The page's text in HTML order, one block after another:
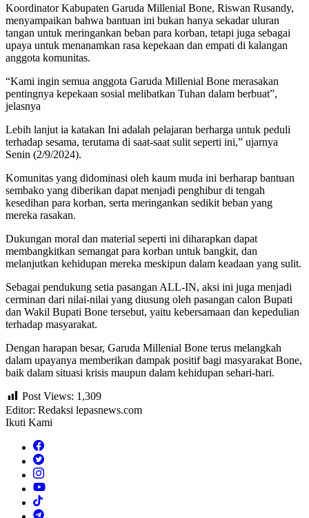
Koordinator Kabupaten Garuda Millenial Bone, Riswan Rusandy,
menyampaikan bahwa bantuan ini bukan hanya sekadar uluran
tangan untuk meringankan beban para korban, tetapi juga sebagai
upaya untuk menanamkan rasa kepekaan dan empati di kalangan
anggota komunitas.
“Kami ingin semua anggota Garuda Millenial Bone merasakan
pentingnya kepekaan sosial melibatkan Tuhan dalam berbuat”,
jelasnya
Lebih lanjut ia katakan Ini adalah pelajaran berharga untuk peduli
terhadap sesama, terutama di saat-saat sulit seperti ini,” ujarnya
Senin (2/9/2024).
Komunitas yang didominasi oleh kaum muda ini berharap bantuan
sembako yang diberikan dapat menjadi penghibur di tengah
kesedihan para korban, serta meringankan sedikit beban yang
mereka rasakan.
Dukungan moral dan material seperti ini diharapkan dapat
membangkitkan semangat para korban untuk bangkit, dan
melanjutkan kehidupan mereka meskipun dalam keadaan yang sulit.
Sebagai pendukung setia pasangan ALL-IN, aksi ini juga menjadi
cerminan dari nilai-nilai yang diusung oleh pasangan calon Bupati
dan Wakil Bupati Bone tersebut, yaitu kebersamaan dan kepedulian
terhadap masyarakat.
Dengan harapan besar, Garuda Millenial Bone terus melangkah
dalam upayanya memberikan dampak positif bagi masyarakat Bone,
baik dalam situasi krisis maupun dalam kehidupan sehari-hari.
Post Views: 1,309
Editor: Redaksi lepasnews.com
Ikuti Kami